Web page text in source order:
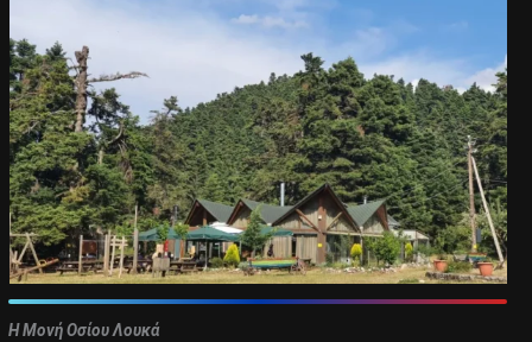
Η Μονή Οσίου Λουκά